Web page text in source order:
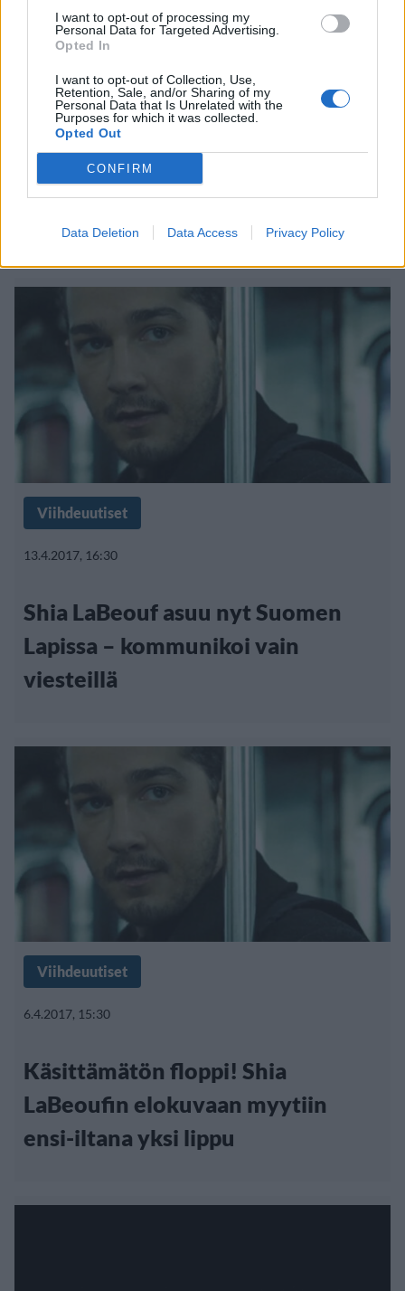
I want to opt-out of processing my
Personal Data for Targeted Advertising.
Opted In
I want to opt-out of Collection, Use,
Retention, Sale, and/or Sharing of my
Personal Data that Is Unrelated with the
Purposes for which it was collected.
Opted Out
CONFIRM
Data Deletion Data Access Privacy Policy
Viihdeuutiset
9.7.2017, 8:30
Suomesta palannut Hollywood-
tähti pidätetty
Viihdeuutiset
13.4.2017, 16:30
Shia LaBeouf asuu nyt Suomen
Lapissa – kommunikoi vain
viesteillä
Viihdeuutiset
6.4.2017, 15:30
Käsittämätön floppi! Shia
LaBeoufin elokuvaan myytiin
ensi-iltana yksi lippu